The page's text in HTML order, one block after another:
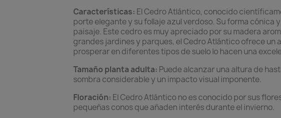
Características: El Cedro Atlántico, conocido
porte elegante y su follaje azul verdoso. Su forma
paisaje. Este cedro es muy apreciado por su madera
grandes jardines y parques, el Cedro Atlántico ofrece
prosperar en diferentes tipos de suelo lo hacen una
Tamaño planta adulta: Puede alcanzar una altura de
sombra considerable y un impacto visual imponente.
Floración: El Cedro Atlántico no es conocido por sus
pequeñas conos que añaden interés durante el invierno.